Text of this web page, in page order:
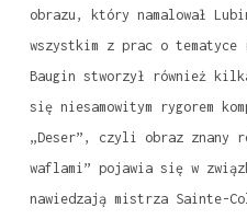
obrazu, który namalował
wszystkim z prac o
Baugin stworzył również
się niesamowitym rygorem
„Deser”, czyli obraz znany
waflami” pojawia się w
nawiedzają mistrza Sainte-